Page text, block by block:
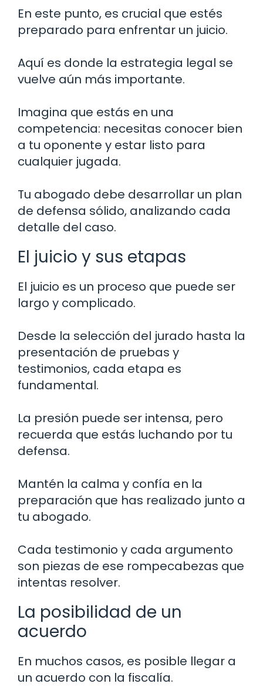
En este punto, es crucial que estés
preparado para enfrentar un juicio.
Aquí es donde la estrategia legal se
vuelve aún más importante.
Imagina que estás en una
competencia: necesitas conocer bien
a tu oponente y estar listo para
cualquier jugada.
Tu abogado debe desarrollar un plan
de defensa sólido, analizando cada
detalle del caso.
El juicio y sus etapas
El juicio es un proceso que puede ser
largo y complicado.
Desde la selección del jurado hasta la
presentación de pruebas y
testimonios, cada etapa es
fundamental.
La presión puede ser intensa, pero
recuerda que estás luchando por tu
defensa.
Mantén la calma y confía en la
preparación que has realizado junto a
tu abogado.
Cada testimonio y cada argumento
son piezas de ese rompecabezas que
intentas resolver.
La posibilidad de un
acuerdo
En muchos casos, es posible llegar a
un acuerdo con la fiscalía.